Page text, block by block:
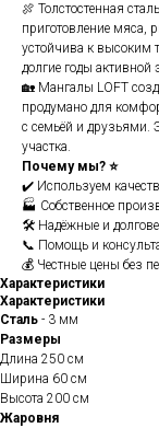
🍖 Толстостенная
приготовление мяса,
устойчива к высоким
долгие годы активной
🏡 Мангалы LOFT
продумано для
с семьёй и друзьями.
участка.
Почему мы? ⭐
✔️ Используем
🏭 Собственное
🛠️ Надёжные и
📞 Помощь и
💰 Честные цены без
Характеристики
Характеристики
Сталь - 3 мм
Размеры
Длина 250 см
Ширина 60 см
Высота 200 см
Жаровня